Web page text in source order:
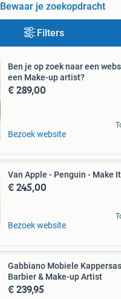
Bewaar je zoekopdracht
Filters
Ben je op zoek naar een
een Make-up artist?
€ 289,00
Bezoek website
Van Apple - Penguin - Make
€ 245,00
Bezoek website
Gabbiano Mobiele
Barbier & Make-up Artist
€ 239,95